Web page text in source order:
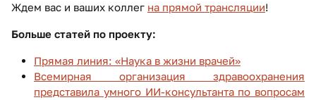
Ждем вас и ваших коллег на прямой трансляции!
Больше статей по проекту:
Прямая линия: «Наука в жизни врачей»
Всемирная организация здравоохранения
представила умного ИИ-консультанта по вопросам